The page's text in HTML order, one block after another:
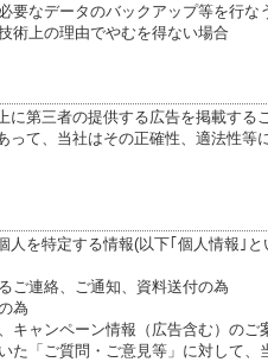
要なデータのバックアップ等を行な
術上の理由でやむを得ない場合
に第三者の提供する広告を掲載する
って、当社はその正確性、適法性等
人を特定する情報(以下｢個人情報｣
ご連絡、ご通知、資料送付の為
為
キャンペーン情報（広告含む）のご
た「ご質問・ご意見等」に対して